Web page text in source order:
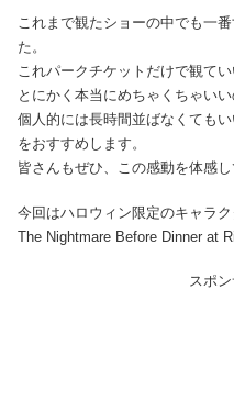
これまで観たショーの中でも一
た。
これパークチケットだけで観て
とにかく本当にめちゃくちゃい
個人的には長時間並ばなくても
をおすすめします。
皆さんもぜひ、この感動を体感し
今回はハロウィン限定のキャラ
The Nightmare Before Dinner at
スポ